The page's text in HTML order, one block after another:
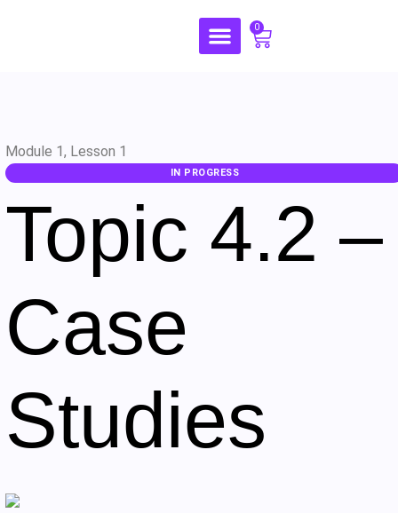
0
Module 1, Lesson 1
IN PROGRESS
Topic 4.2 –
Case
Studies